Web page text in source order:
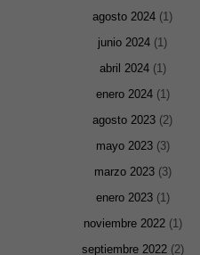
agosto 2024 (1)
junio 2024 (1)
abril 2024(1)
enero 2024(1)
agosto 2023 (2)
mayo 2023(3)
marzo 2023(3)
enero 2023(1)
noviembre 2022(1)
septiembre 2022(2)